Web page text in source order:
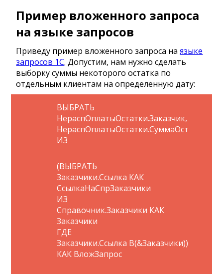
Пример вложенного запроса
на языке запросов
Приведу пример вложенного запроса наязыке
запросов 1С. Допустим, нам нужно сделать
выборку суммы некоторого остатка по
отдельным клиентам на определенную дату:
ВЫБРАТЬ
НераспОплатыОстатки.Заказчик,
НераспОплатыОстатки.СуммаОст
ИЗ
(ВЫБРАТЬ
Заказчики.Ссылка КАК
СсылкаНаСпрЗаказчики
ИЗ
Справочник.Заказчики КАК
Заказчики
ГДЕ
Заказчики.Ссылка В(&Заказчики))
КАК ВложЗапрос